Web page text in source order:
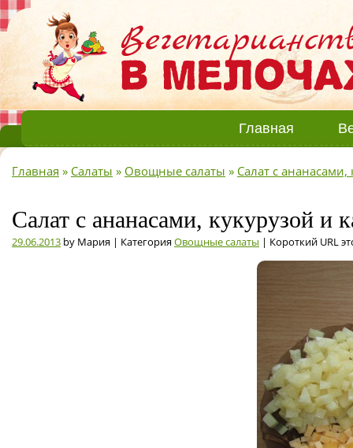
Главная
Главная » Салаты » Овощные салаты » Салат с ананасами,
Салат с ананасами, кукурузой и
29.06.2013 by Мария | КатегорияОвощные салаты | Короткий URL